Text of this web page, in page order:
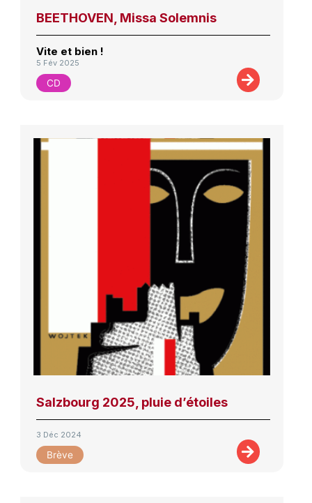
BEETHOVEN, Missa Solemnis
Vite et bien !
5 Fév 2025
CD
Salzbourg 2025, pluie d’étoiles
3 Déc 2024
Brève